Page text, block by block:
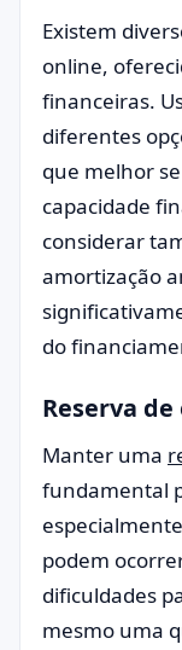
Existem
online,
financeiras.
diferentes
que melhor
capacidade
considerar
amortização
do
Reserva
Manter uma
fundamental
podem
dificuldades
mesmo uma